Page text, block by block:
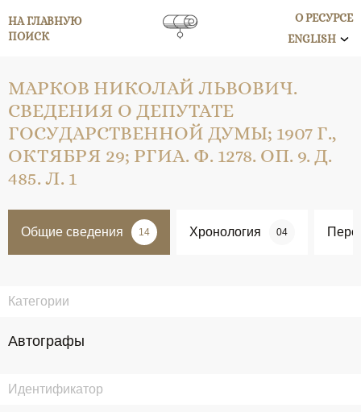
НА ГЛАВНУЮ
ПОИСК
О РЕСУРСЕ
ENGLISH
МАРКОВ НИКОЛАЙ ЛЬВОВИЧ.
СВЕДЕНИЯ О ДЕПУТАТЕ
ГОСУДАРСТВЕННОЙ ДУМЫ; 1907 Г.,
ОКТЯБРЯ 29; РГИА. Ф. 1278. ОП. 9. Д.
485. Л. 1
Общие сведения 14 Хронология 04
Категории
Автографы
Идентификатор